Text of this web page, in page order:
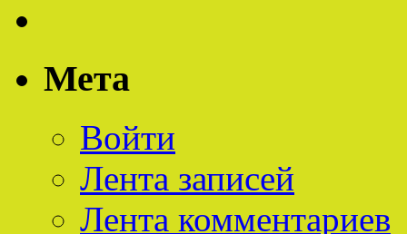
Мета
Войти
Лента записей
Лента комментариев